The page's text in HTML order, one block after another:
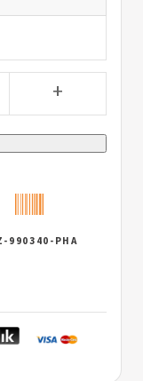
+
990340-PHA